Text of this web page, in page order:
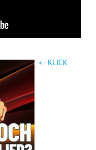
<–KLICK